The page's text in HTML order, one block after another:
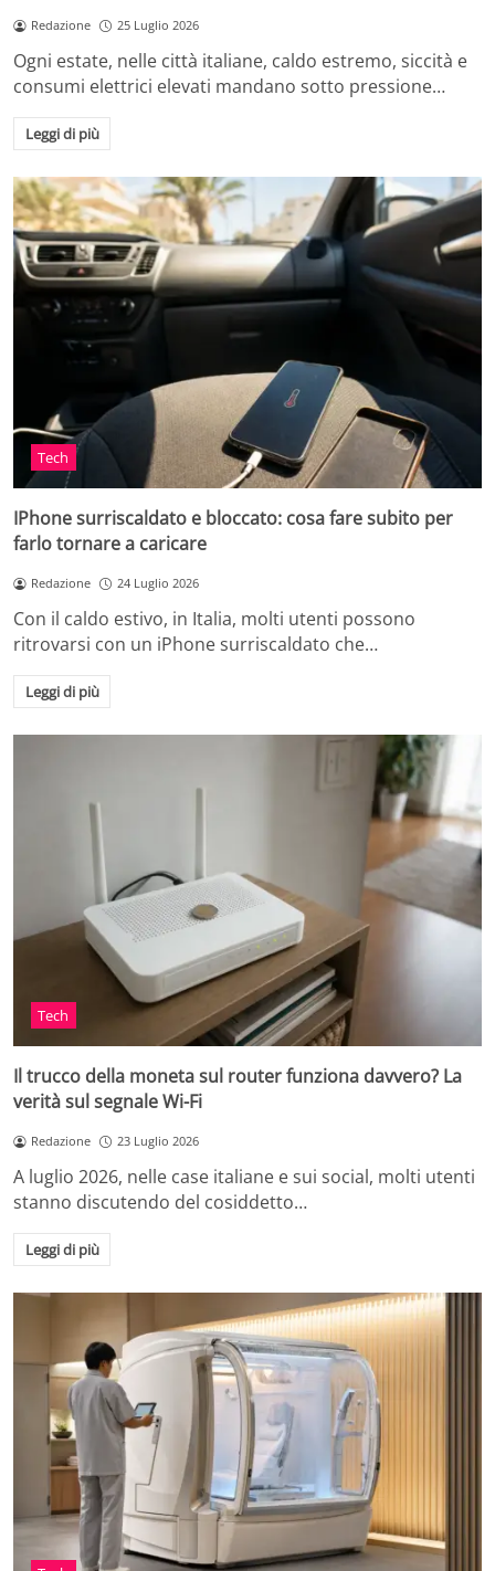
Redazione 25 Luglio 2026
Ogni estate, nelle città italiane, caldo estremo, siccità e
consumi elettrici elevati mandano sotto pressione…
Leggi di più
Tech
IPhone surriscaldato e bloccato: cosa fare subito per
farlo tornare a caricare
Redazione 24 Luglio 2026
Con il caldo estivo, in Italia, molti utenti possono
ritrovarsi con un iPhone surriscaldato che…
Leggi di più
Tech
Il trucco della moneta sul router funziona davvero? La
verità sul segnale Wi-Fi
Redazione 23 Luglio 2026
A luglio 2026, nelle case italiane e sui social, molti utenti
stanno discutendo del cosiddetto…
Leggi di più